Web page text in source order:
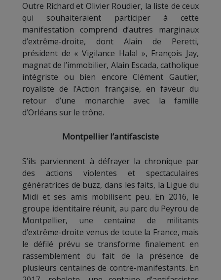
Outre Richard et Olivier Roudier, la liste de ceux
qui souhaiteraient participer à cette
manifestation comprend d’autres marginaux
d’extrême-droite, dont Alain de Peretti,
président de « Vigilance Halal », François Jay,
magnat de l’immobilier, Alain Escada, catholique
intégriste ou bien encore Clément Gautier,
royaliste de l’Action française, en faveur du
retour d’une monarchie avec la famille
d’Orléans sur le trône.
Montpellier l’antifasciste
S’ils parviennent à défrayer la chronique par
des actions violentes et spectaculaires
génératrices de buzz, dans les faits, la Ligue du
Midi et ses amis mobilisent peu. En 2016, le
groupe identitaire réunit, au parc du Peyrou de
Montpellier, une centaine de militants
d’extrême-droite venus de toute la France, mais
le défilé prévu se transforme finalement en
rassemblement du fait de la présence de
plusieurs centaines de contre-manifestants. En